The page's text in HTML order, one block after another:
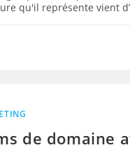
qu'il représente vient
de domaine